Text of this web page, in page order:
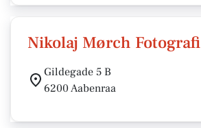
Nikolaj Mørch Fotografi
Gildegade 5 B
6200 Aabenraa